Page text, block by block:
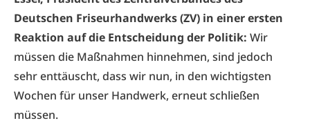
Deutschen Friseurhandwerks (ZV) in einer ersten
Reaktion auf die Entscheidung der Politik: Wir
müssen die Maßnahmen hinnehmen, sind jedoch
sehr enttäuscht, dass wir nun, in den wichtigsten
Wochen für unser Handwerk, erneut schließen
müssen.